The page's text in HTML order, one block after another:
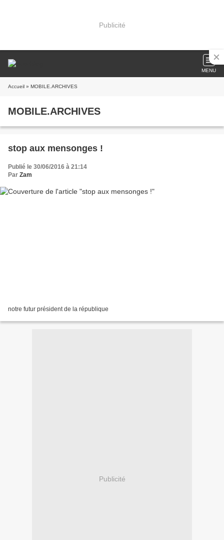
Publicité
MENU
Accueil » MOBILE.ARCHIVES
MOBILE.ARCHIVES
stop aux mensonges !
Publié le 30/06/2016 à 21:14
Par Zam
notre futur président de la république
Publicité